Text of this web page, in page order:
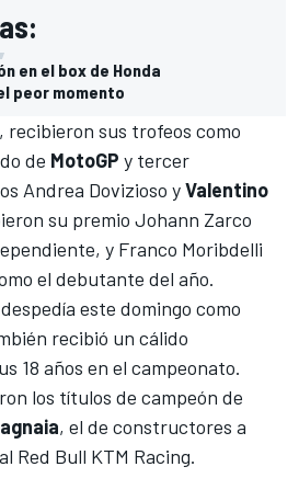
en el box de Honda
peor momento
recibieron sus trofeos como
de MotoGP y tercer
Andrea Dovizioso yValentino
su premio Johann Zarco
y Franco Moribdelli
el debutante del año.
este domingo como
recibió un cálido
18 años en el campeonato.
los títulos de campeón de
, el de constructores a
Red Bull KTM Racing.